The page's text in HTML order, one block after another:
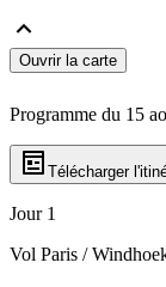
Ouvrir la carte
Programme du 15
Télécharger
Jour 1
Vol Paris /